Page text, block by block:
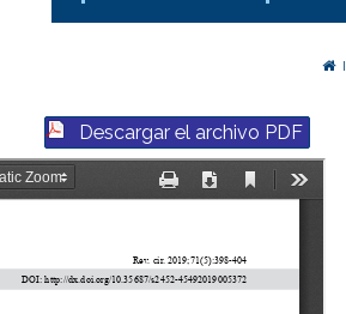
Descargar el archivo PDF